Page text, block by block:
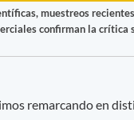
muestreos
confirman la crítica
remarcando en